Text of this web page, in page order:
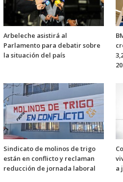
Arbeleche asistirá al
Parlamento para debatir sobre
la situación del país
Sindicato de molinos de trigo
están en conflicto y reclaman
reducción de jornada laboral
a